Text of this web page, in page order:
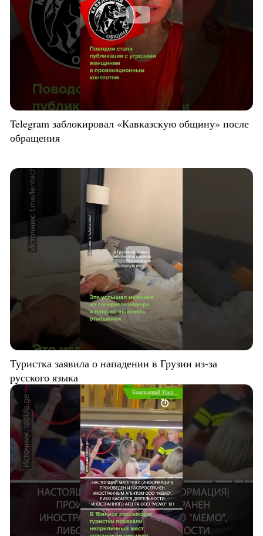
Telegram заблокировал «Кавказскую общину» после
обращения
Туристка заявила о нападении в Грузии из-за
русского языка